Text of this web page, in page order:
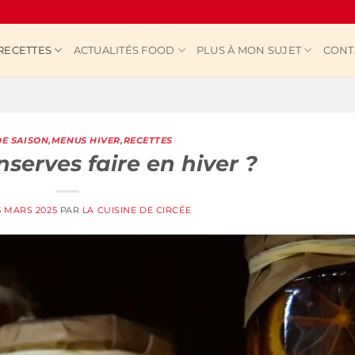
ACTUALITÉS FOOD PLUS À MON SUJET
SAISON,MENUS HIVER,RECETTES
faire en hiver ?
MARS 2025 PAR LA CUISINE DE CIRCÉE